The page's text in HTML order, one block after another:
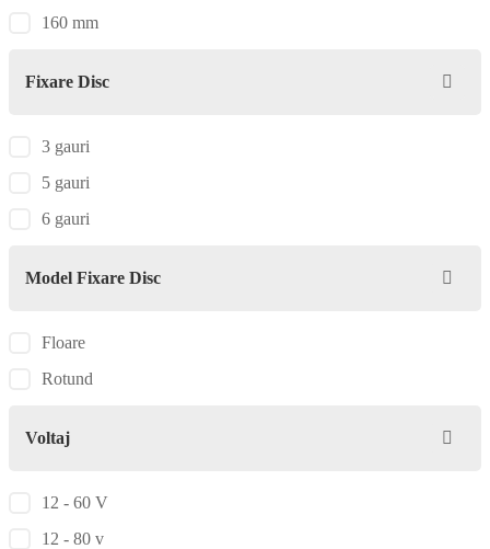
160 mm
Fixare Disc
3 gauri
5 gauri
6 gauri
Model Fixare Disc
Floare
Rotund
Voltaj
12 - 60 V
12 - 80 v